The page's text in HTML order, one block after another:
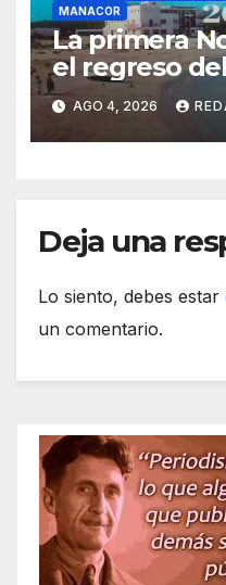
MANACOR
La primera
el regreso
marcan las
de S’Illot 2026
AGO 4, 2026
Deja una
Lo siento, debes estar
un comentario.